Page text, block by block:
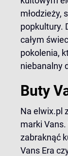
młodzieży,
popkultury.
całym
pokolenia,
niebanalny
Buty
Na elwix.pl
marki
zabraknąć
Vans Era